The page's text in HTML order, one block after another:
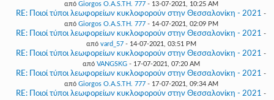
από Giorgos O.A.S.TH. 777- 13-07-2021, 10:25 AM
RE: Ποιοί τύποι λεωφορείων κυκλοφορούν στην Θεσσαλονίκη - 2021 -
από Giorgos O.A.S.TH. 777- 14-07-2021, 02:09 PM
RE: Ποιοί τύποι λεωφορείων κυκλοφορούν στην Θεσσαλονίκη - 2021 -
από vard_57- 14-07-2021, 03:51 PM
RE: Ποιοί τύποι λεωφορείων κυκλοφορούν στην Θεσσαλονίκη - 2021 -
από VANGSKG- 17-07-2021, 07:20 AM
RE: Ποιοί τύποι λεωφορείων κυκλοφορούν στην Θεσσαλονίκη - 2021 -
από Giorgos O.A.S.TH. 777- 17-07-2021, 09:34 AM
RE: Ποιοί τύποι λεωφορείων κυκλοφορούν στην Θεσσαλονίκη - 2021 -